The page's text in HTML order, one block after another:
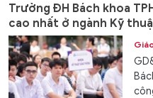
Trường ĐH Bách khoa
cao nhất ở ngành Kỹ